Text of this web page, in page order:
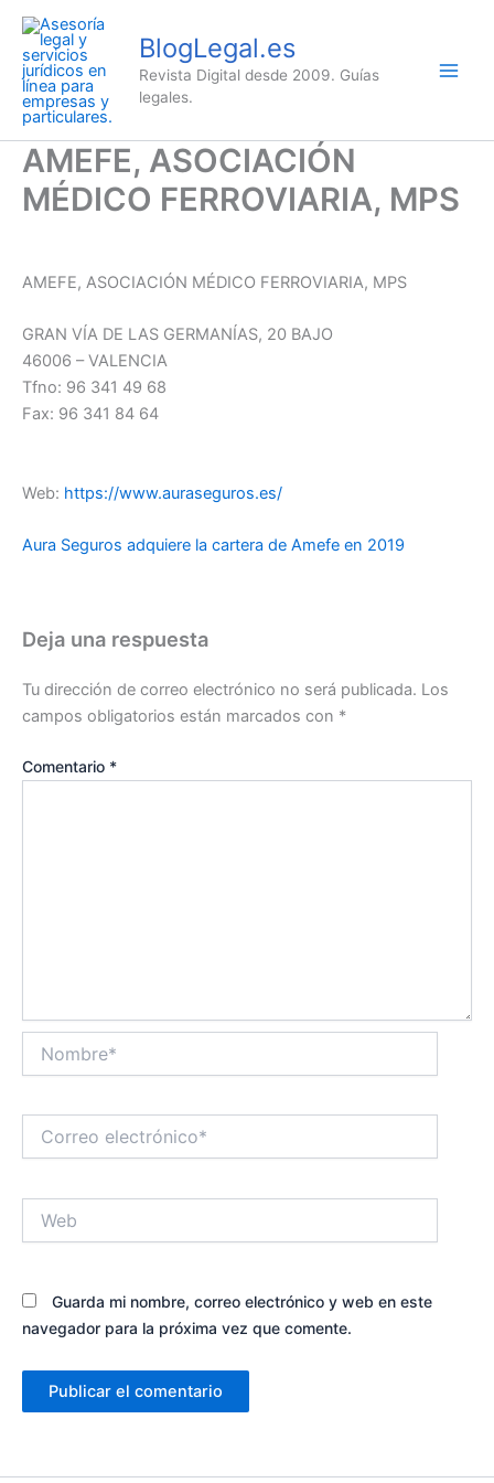
contenido
BlogLegal.es
Revista Digital desde 2009. Guías
legales.
AMEFE, ASOCIACIÓN
MÉDICO FERROVIARIA, MPS
AMEFE, ASOCIACIÓN MÉDICO FERROVIARIA, MPS
GRAN VÍA DE LAS GERMANÍAS, 20 BAJO
46006 – VALENCIA
Tfno: 96 341 49 68
Fax: 96 341 84 64
Web: https://www.auraseguros.es/
Aura Seguros adquiere la cartera de Amefe en 2019
Deja una respuesta
Tu dirección de correo electrónico no será publicada. Los
campos obligatorios están marcados con *
Comentario *
electrónico*
Guarda mi nombre, correo electrónico y web en este
navegador para la próxima vez que comente.